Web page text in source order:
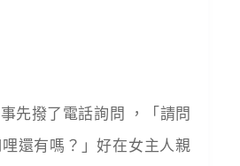
先撥了電話詢問 ，「請問
還有嗎？」好在女主人親